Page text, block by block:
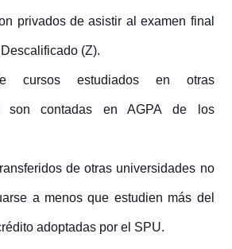
privados de asistir al examen final
(Z).
cursos estudiados en otras
son contadas en AGPA de los
de otras universidades no
a menos que estudien más del
adoptadas por el SPU.